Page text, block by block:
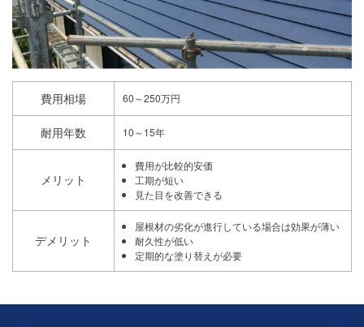
費用相場 60～250万円
耐用年数 10～15年
メリット
費用が比較的安価
工期が短い
見た目を改善できる
デメリット
屋根材の劣化が進行している場合は効果が薄い
耐久性が低い
定期的な塗り替えが必要